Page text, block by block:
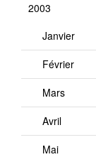
2003
Janvier
Février
Mars
Avril
Mai